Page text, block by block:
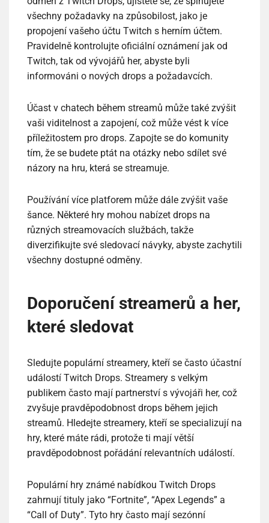
všechny požadavky na způsobilost, jako je
propojení vašeho účtu Twitch s herním účtem.
Pravidelně kontrolujte oficiální oznámení jak od
Twitch, tak od vývojářů her, abyste byli
informováni o nových drops a požadavcích.
Účast v chatech během streamů může také zvýšit
vaši viditelnost a zapojení, což může vést k více
příležitostem pro drops. Zapojte se do komunity
tím, že se budete ptát na otázky nebo sdílet své
názory na hru, která se streamuje.
Používání více platforem může dále zvýšit vaše
šance. Některé hry mohou nabízet drops na
různých streamovacích službách, takže
diverzifikujte své sledovací návyky, abyste zachytili
všechny dostupné odměny.
Doporučení streamerů a her,
které sledovat
Sledujte populární streamery, kteří se často účastní
událostí Twitch Drops. Streamery s velkým
publikem často mají partnerství s vývojáři her, což
zvyšuje pravděpodobnost drops během jejich
streamů. Hledejte streamery, kteří se specializují na
hry, které máte rádi, protože ti mají větší
pravděpodobnost pořádání relevantních událostí.
Populární hry známé nabídkou Twitch Drops
zahrnují tituly jako “Fortnite”, “Apex Legends” a
“Call of Duty”. Tyto hry často mají sezónní